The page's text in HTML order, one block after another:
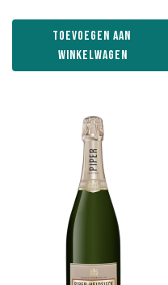
Toevoegen aan
winkelwagen